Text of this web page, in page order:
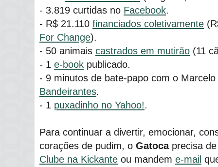
- 3.819 curtidas no Facebook.
- R$ 21.110 financiados coletivamente
For Change).
- 50 animais castrados em mutirão (11
- 1 e-book publicado.
- 9 minutos de bate-papo com o
Bandeirantes.
- 1 puxadinho no Yahoo!.
Para continuar a divertir, emocionar,
corações de pudim, o Gatocaprecisa de
Clube na Kickante ou mandem e-mail